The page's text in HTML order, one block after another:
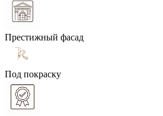
Престижный фасад
Под покраску